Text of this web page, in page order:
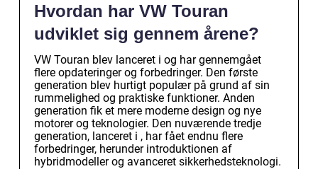
Hvordan har VW Touran
udviklet sig gennem årene?
VW Touran blev lanceret i og har gennemgået
flere opdateringer og forbedringer. Den første
generation blev hurtigt populær på grund af sin
rummelighed og praktiske funktioner. Anden
generation fik et mere moderne design og nye
motorer og teknologier. Den nuværende tredje
generation, lanceret i , har fået endnu flere
forbedringer, herunder introduktionen af
hybridmodeller og avanceret sikkerhedsteknologi.